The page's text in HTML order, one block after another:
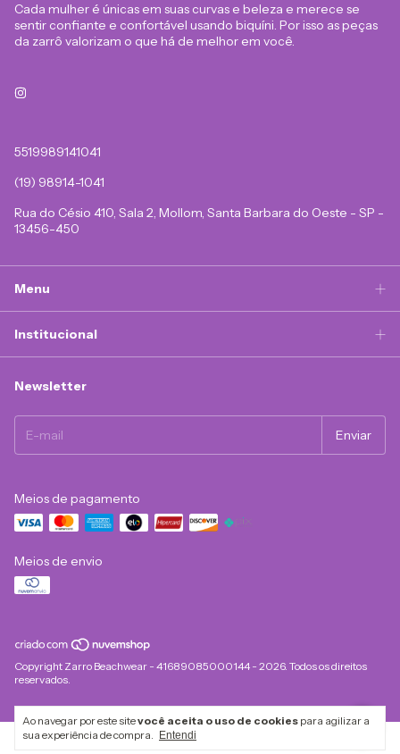
Ao navegar por este sitevocê aceita o uso de cookies para agilizar a
sua experiência de compra.
Entendi
Cada mulher é únicas em suas curvas e beleza e merece se
sentir confiante e confortável usando biquíni. Por isso as peças
da zarrô valorizam o que há de melhor em você.
5519989141041
(19) 98914-1041
Rua do Césio 410, Sala 2, Mollom, Santa Barbara do Oeste - SP -
13456-450
Menu
Institucional
Newsletter
Meios de pagamento
Meios de envio
Copyright Zarro Beachwear - 41689085000144 - 2026. Todos os direitos
reservados.
Desenvolvido com tecnologia, criatividade e